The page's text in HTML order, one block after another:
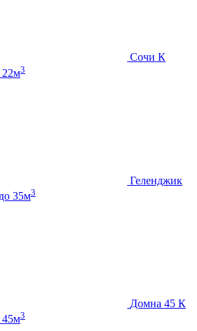
Сочи К
22м3
Геленджик
35м3
Домна 45 К
45м3